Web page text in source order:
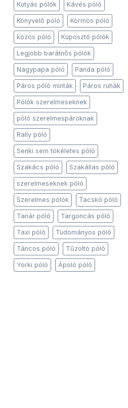
Kutyás pólók Kávés póló
Könyvelő póló Körmös póló
közös póló Kúposztó pólók
Legjobb barátnős pólók
Nagypapa póló Panda póló
Páros póló minták Páros ruhák
Pólók szerelmeseknek
póló szerelmespároknak
Rally póló
Senki sem tökéletes póló
Szakács póló Szakállas póló
szerelmeseknek póló
Szerelmes pólók Tacskó póló
Tanár póló Targoncás póló
Taxi póló Tudományos póló
Táncos póló Tűzoltó póló
Yorki póló Ápoló póló